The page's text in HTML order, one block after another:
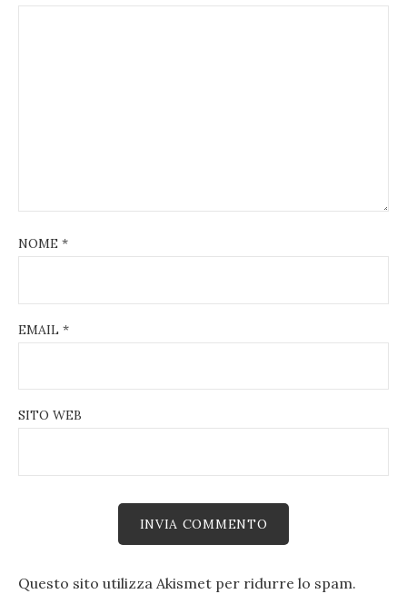
NOME *
EMAIL *
SITO WEB
Questo sito utilizza Akismet per ridurre lo spam.